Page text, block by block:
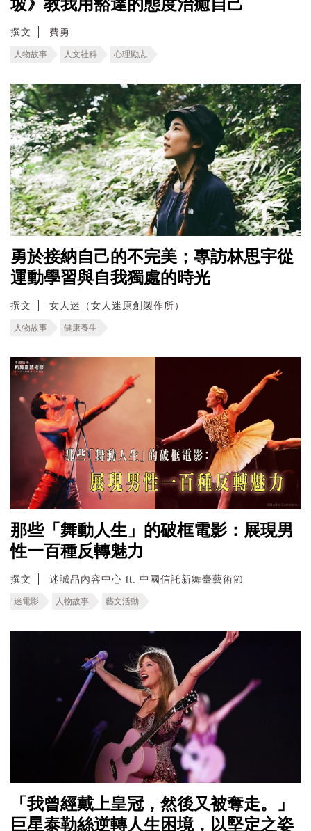
坡》教我用豁達的態度治癒自己
撰文 費勇
人物故事 人文社科 心理勵志
勇於接納自己的不完美；專訪林思宇從
運動學習與自我獨處的時光
撰文 女人迷（女人迷原創製作所）
人物故事 健康養生
那些「舞動人生」的破框電影：展現男
性一百種反轉魅力
撰文 迷誠品內容中心 ft. 中國信託新舞臺藝術節
迷電影 人物故事 藝文活動
「我曾經戴上皇冠，然後又被奪走。」
巨星泰勒絲逆轉人生困境，以堅定之姿